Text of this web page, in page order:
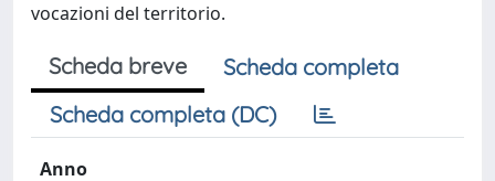
vocazioni del territorio.
Scheda breve
Scheda completa
Scheda completa (DC)
Anno